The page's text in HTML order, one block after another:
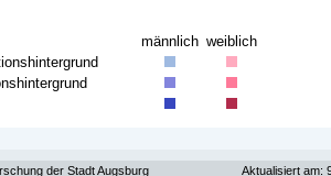
männlich weiblich
der Stadt Augsburg Aktualisiert am: